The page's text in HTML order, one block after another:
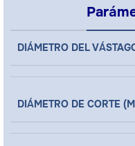
DIÁMETRO DEL
DIÁMETRO DE CORTE